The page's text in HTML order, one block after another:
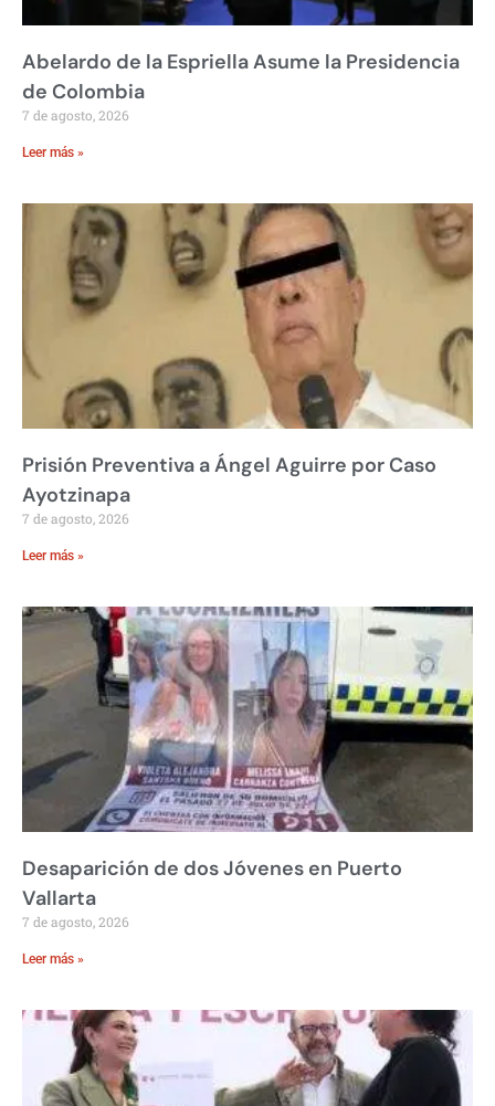
Abelardo de la Espriella Asume la Presidencia
de Colombia
7 de agosto, 2026
Leer más »
Prisión Preventiva a Ángel Aguirre por Caso
Ayotzinapa
7 de agosto, 2026
Leer más »
Desaparición de dos Jóvenes en Puerto
Vallarta
7 de agosto, 2026
Leer más »